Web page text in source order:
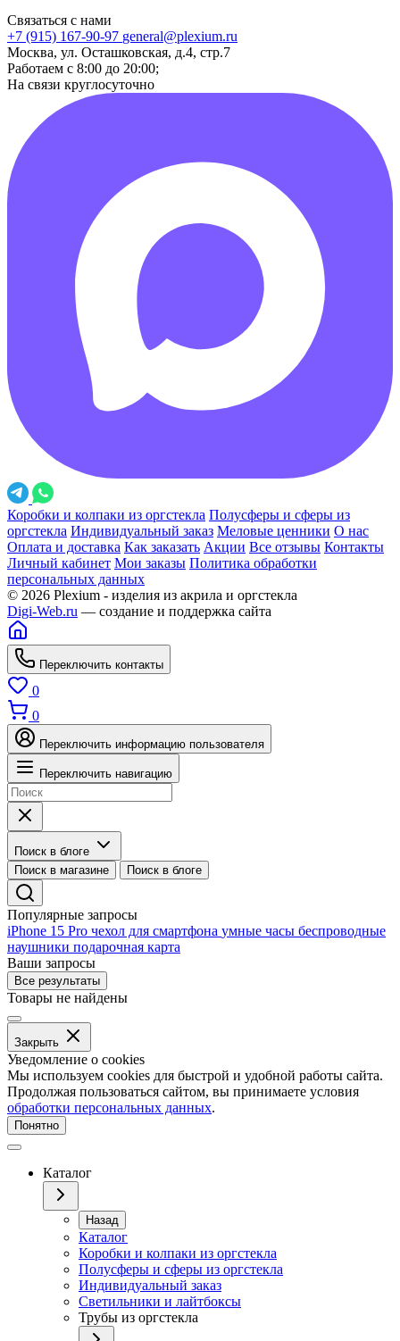
Связаться с нами
+7 (915) 167-90-97 general@plexium.ru
Москва, ул. Осташковская, д.4, стр.7
Работаем с 8:00 до 20:00;
На связи круглосуточно
Коробки и колпаки из оргстекла Полусферы и сферы из
оргстекла Индивидуальный заказ Меловые ценники О нас
Оплата и доставка Как заказать Акции Все отзывы Контакты
Личный кабинет Мои заказы Политика обработки
персональных данных
© 2026 Plexium - изделия из акрила и оргстекла
Digi-Web.ru — создание и поддержка сайта
Переключить контакты
0
0
Переключить информацию пользователя
Переключить навигацию
Поиск в блоге
Поиск в магазине
Поиск в блоге
Популярные запросы
iPhone 15 Pro чехол для смартфона умные часы беспроводные
наушники подарочная карта
Ваши запросы
Все результаты
Товары не найдены
Закрыть
Уведомление о cookies
Мы используем cookies для быстрой и удобной работы сайта.
Продолжая пользоваться сайтом, вы принимаете условия
обработки персональных данных.
Понятно
Каталог
Назад
Каталог
Коробки и колпаки из оргстекла
Полусферы и сферы из оргстекла
Индивидуальный заказ
Светильники и лайтбоксы
Трубы из оргстекла